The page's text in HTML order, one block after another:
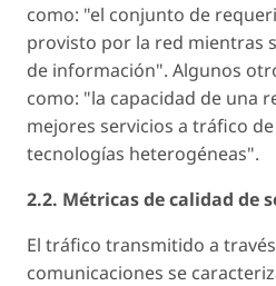
como: "el conjunto de
provisto por la red mientras
de información". Algunos
como: "la capacidad de una
mejores servicios a tráfico
tecnologías heterogéneas".
2.2. Métricas de calidad de
El tráfico transmitido a
comunicaciones se